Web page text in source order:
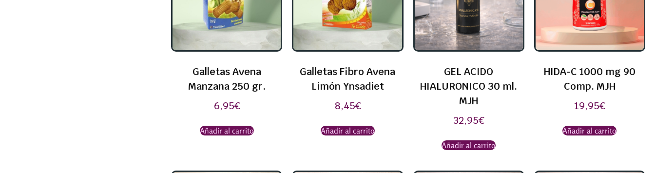
Galletas Avena
Manzana 250 gr.
6,95€
Añadir al carrito
Galletas Fibro Avena
Limón Ynsadiet
8,45€
Añadir al carrito
GEL ACIDO
HIALURONICO 30 ml.
MJH
32,95€
Añadir al carrito
HIDA-C 1000 mg 90
Comp. MJH
19,95€
Añadir al carrito